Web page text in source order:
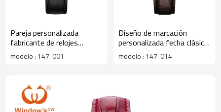
Pareja personalizada
fabricante de relojes
fabricante de regalo de San
Valentín reloj de regalo
modelo : 147-001
Diseño de marcación
personalizada fecha clásica
fabricante de fábrica de
relojes de cuero para
modelo : 147-014